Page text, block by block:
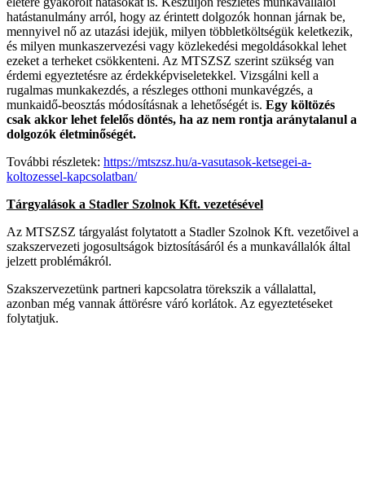
hatástanulmány arról, hogy az érintett dolgozók honnan járnak be,
mennyivel nő az utazási idejük, milyen többletköltségük keletkezik,
és milyen munkaszervezési vagy közlekedési megoldásokkal lehet
ezeket a terheket csökkenteni. Az MTSZSZ szerint szükség van
érdemi egyeztetésre az érdekképviseletekkel. Vizsgálni kell a
rugalmas munkakezdés, a részleges otthoni munkavégzés, a
munkaidő-beosztás módosításnak a lehetőségét is. Egy költözés
csak akkor lehet felelős döntés, ha az nem rontja aránytalanul a
dolgozók életminőségét.
További részletek: https://mtszsz.hu/a-vasutasok-ketsegei-a-
koltozessel-kapcsolatban/
Tárgyalások a Stadler Szolnok Kft. vezetésével
Az MTSZSZ tárgyalást folytatott a Stadler Szolnok Kft. vezetőivel a
szakszervezeti jogosultságok biztosításáról és a munkavállalók által
jelzett problémákról.
Szakszervezetünk partneri kapcsolatra törekszik a vállalattal,
azonban még vannak áttörésre váró korlátok. Az egyeztetéseket
folytatjuk.